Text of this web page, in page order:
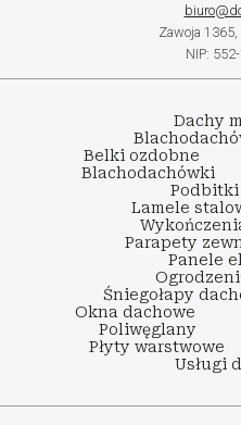
Zawoja
NIP:
Dachy
Belki ozdobne
Blachodachówki
Podbitki
Lamele
Parapety
Panele
Śniegołapy
Okna dachowe
Poliwęglany
Płyty warstwowe
Usługi